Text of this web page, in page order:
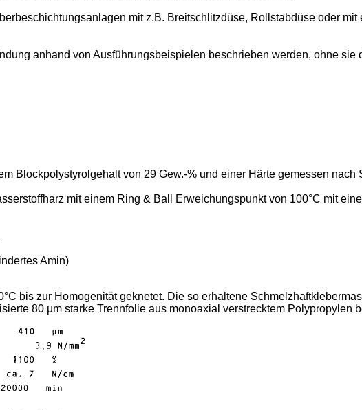
mit z.B. Breitschlitzdüse, Rollstabdüse oder
anhand von Ausführungsbeispielen beschrieben werden, ohne
Blockpolystyrolgehalt von 29 Gew.-% und einer Härte gemessen nach
mit einem Ring & Ball Erweichungspunkt von 100°C mit
Amin)
bis zur Homogenität geknetet. Die so erhaltene
80 µm starke Trennfolie aus monoaxial verstrecktem Polypropylen